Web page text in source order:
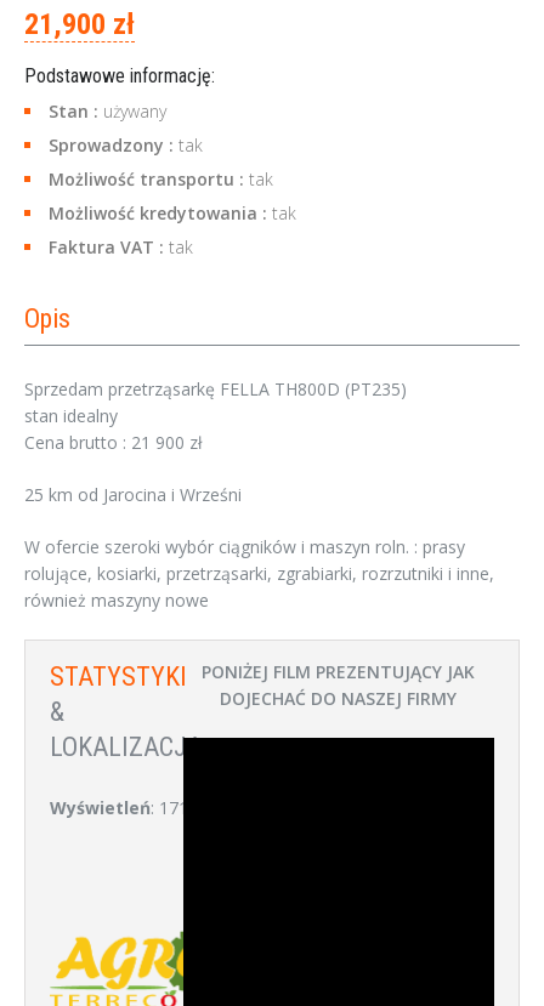
21,900 zł
Podstawowe informację:
Stan : używany
Sprowadzony : tak
Możliwość transportu : tak
Możliwość kredytowania : tak
Faktura VAT : tak
Opis
Sprzedam przetrząsarkę FELLA TH800D (PT235)
stan idealny
Cena brutto : 21 900 zł
25 km od Jarocina i Wrześni
W ofercie szeroki wybór ciągników i maszyn roln. : prasy
rolujące, kosiarki, przetrząsarki, zgrabiarki, rozrzutniki i inne,
również maszyny nowe
STATYSTYKI
&
LOKALIZACJA:
Wyświetleń: 171
PONIŻEJ FILM PREZENTUJĄCY JAK
DOJECHAĆ DO NASZEJ FIRMY